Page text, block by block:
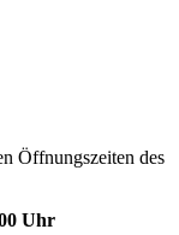
Öffnungszeiten des
Uhr